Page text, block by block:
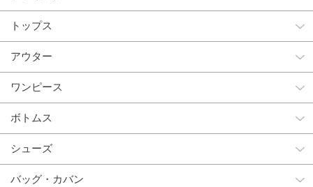
トップス
アウター
ワンピース
ボトムス
シューズ
バッグ・カバン